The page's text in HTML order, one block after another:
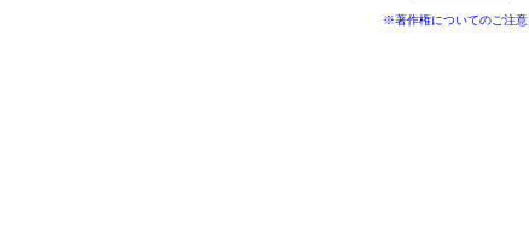
※著作権についてのご注意